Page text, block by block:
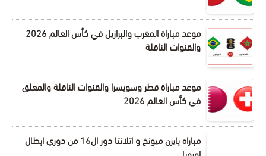
موعد مباراة المغرب والبرازيل في كأس العالم 2026
والقنوات الناقلة
موعد مباراة قطر وسويسرا والقنوات الناقلة والمعلق
في كأس العالم 2026
مباراه بايرن ميونخ و اتلانتا دور ال16 من دوري ابطال